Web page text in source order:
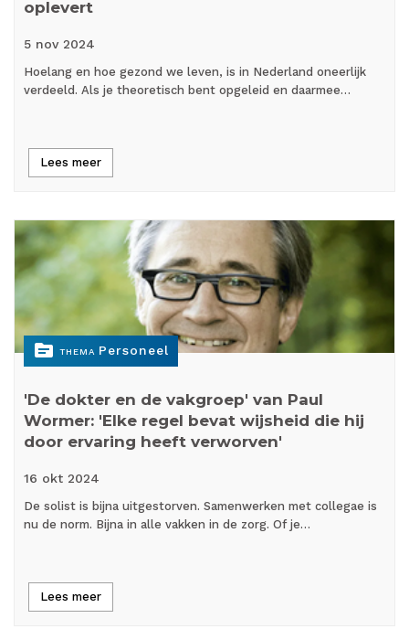
oplevert
5 nov 2024
Hoelang en hoe gezond we leven, is in Nederland oneerlijk
verdeeld. Als je theoretisch bent opgeleid en daarmee…
Lees meer
topic THEMA Personeel
'De dokter en de vakgroep' van Paul
Wormer: 'Elke regel bevat wijsheid die hij
door ervaring heeft verworven'
16 okt 2024
De solist is bijna uitgestorven. Samenwerken met collegae is
nu de norm. Bijna in alle vakken in de zorg. Of je…
Lees meer